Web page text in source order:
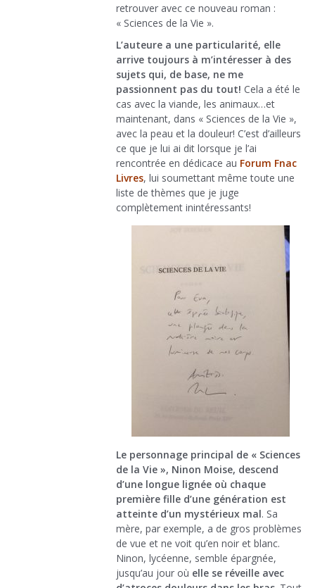
retrouver avec ce nouveau roman :
« Sciences de la Vie ».
L’auteure a une particularité, elle
arrive toujours à m’intéresser à des
sujets qui, de base, ne me
passionnent pas du tout! Cela a été le
cas avec la viande, les animaux…et
maintenant, dans « Sciences de la Vie »,
avec la peau et la douleur! C’est d’ailleurs
ce que je lui ai dit lorsque je l’ai
rencontrée en dédicace au Forum Fnac
Livres, lui soumettant même toute une
liste de thèmes que je juge
complètement inintéressants!
Le personnage principal de « Sciences
de la Vie », Ninon Moise, descend
d’une longue lignée où chaque
première fille d’une génération est
atteinte d’un mystérieux mal. Sa
mère, par exemple, a de gros problèmes
de vue et ne voit qu’en noir et blanc.
Ninon, lycéenne, semble épargnée,
jusqu’au jour où elle se réveille avec